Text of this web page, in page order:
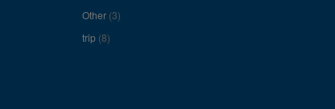
Other (3)
trip (8)